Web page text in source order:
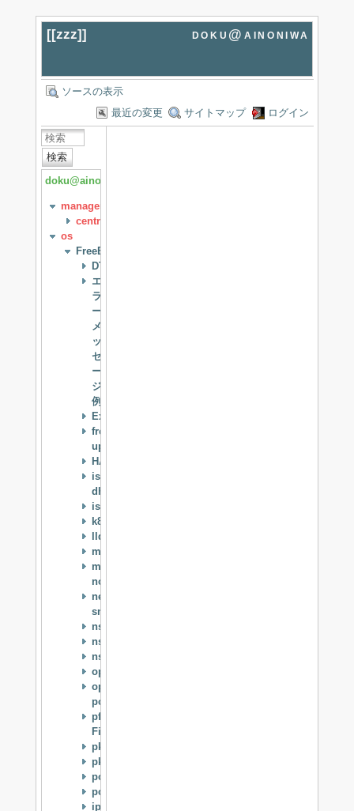
[[zzz]] doku@ainoniwa
ソースの表示
最近の変更
サイトマップ ログイン
検索
doku@ainoniwa
management
centreon
os
FreeBSD
DTrace
エ
ラ
ー
メ
ッ
セ
ー
ジ
例
Expect
freebsd-
update
HAST
isc-
dhcpd
istgt
k8temp
lldpd
mpd5
munin-
node
net-
snmp
nss_ldap
nsswitch
nsupdate
openldap
openssh-
portable
pf(Packet
Filter)
pkg_add
pkg_replace
ports
powerd
ipsec-